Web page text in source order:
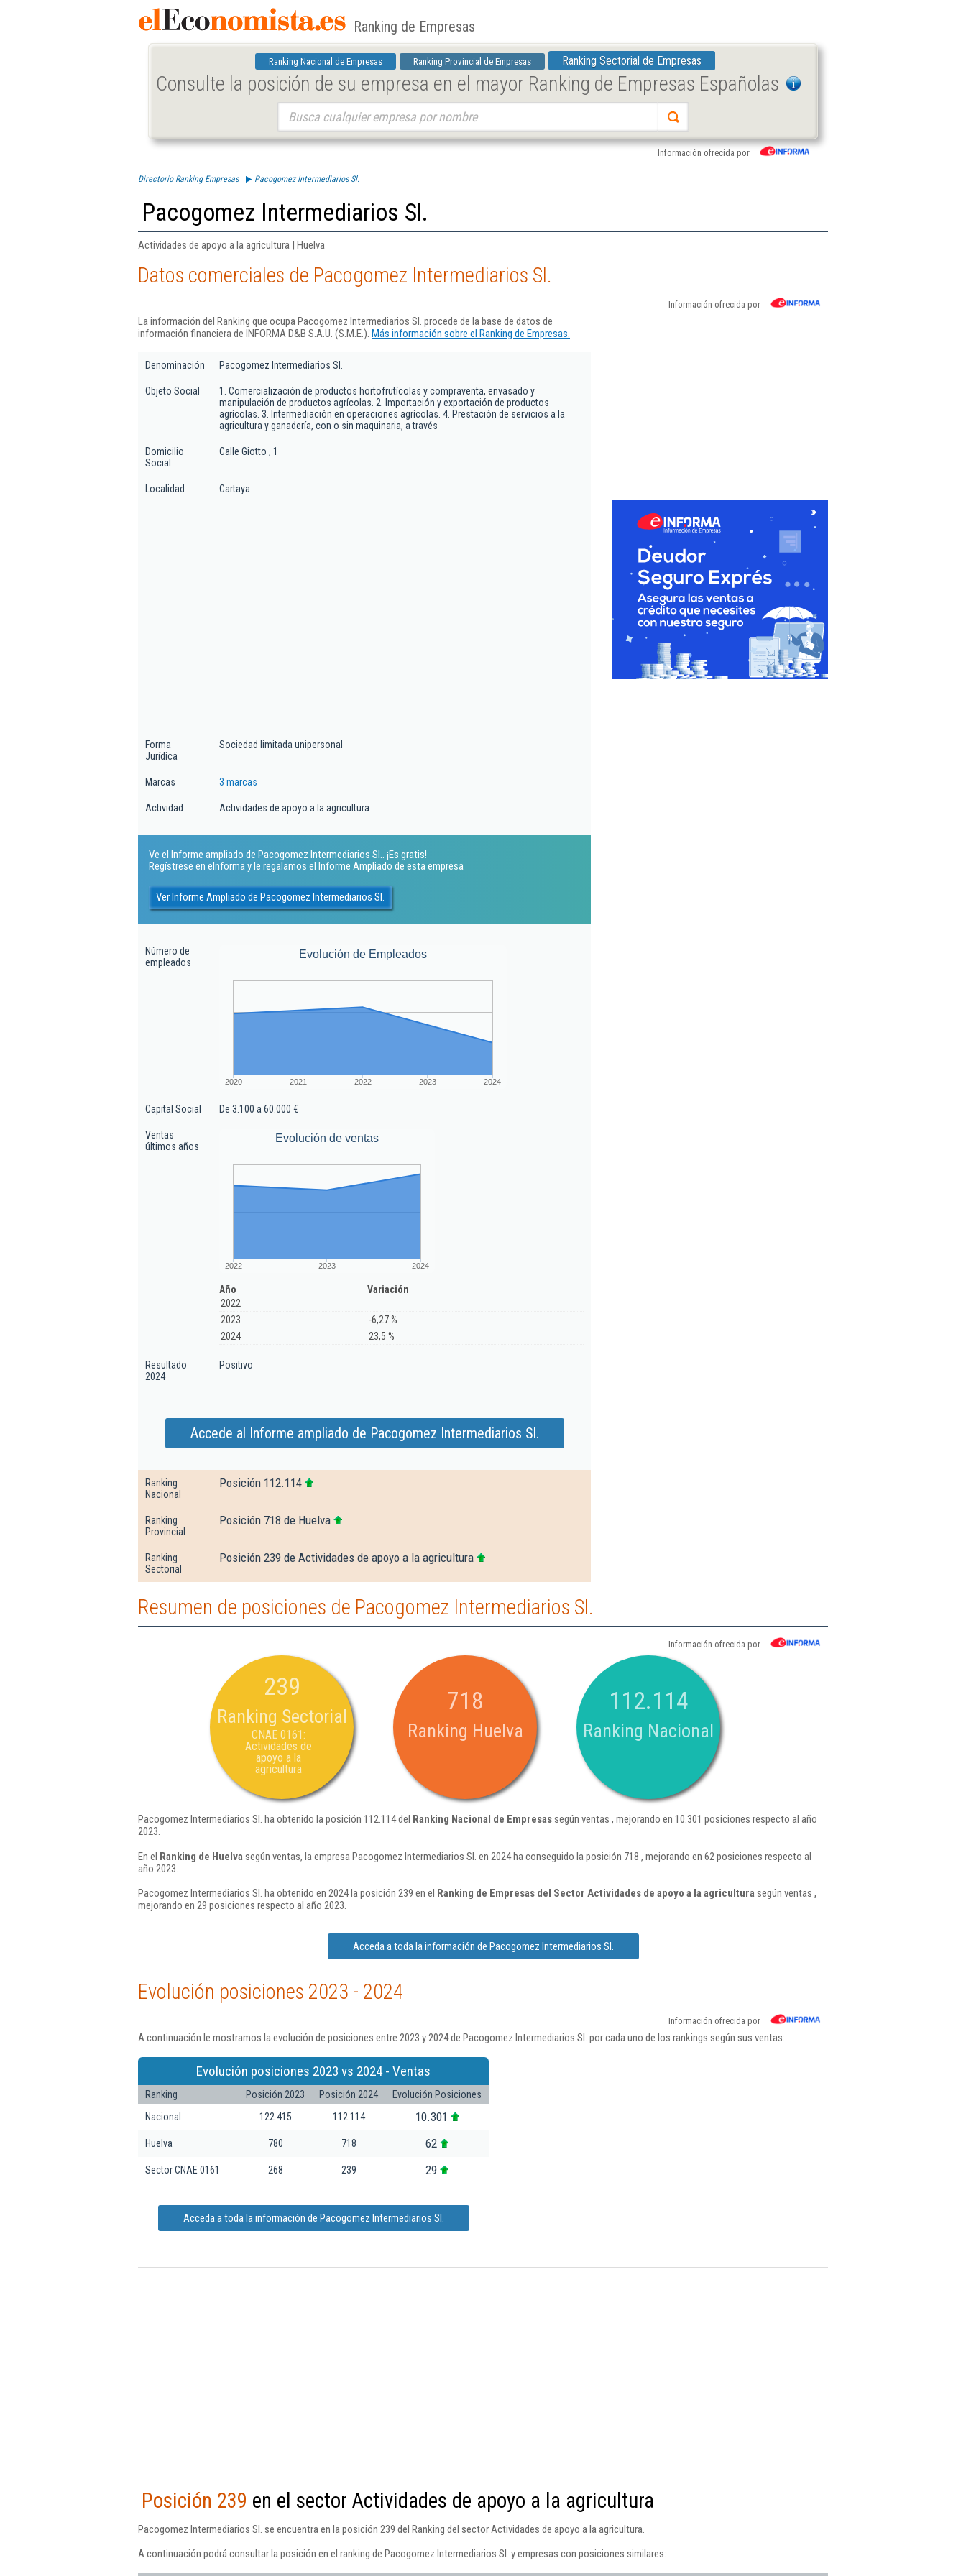
Ranking de Empresas
Ranking Nacional de Empresas Ranking Provincial de Empresas Ranking Sectorial de Empresas
Consulte la posición de su empresa en el mayor Ranking de Empresas Españolas
Información ofrecida por
Directorio Ranking Empresas Pacogomez Intermediarios Sl.
Pacogomez Intermediarios Sl.
Actividades de apoyo a la agricultura | Huelva
Datos comerciales de Pacogomez Intermediarios Sl.
Información ofrecida por
La información del Ranking que ocupa Pacogomez Intermediarios Sl. procede de la base de datos de
información financiera de INFORMA D&B S.A.U. (S.M.E.). Más información sobre el Ranking de Empresas.
Denominación Pacogomez Intermediarios Sl.
Objeto Social
1. Comercialización de productos hortofrutícolas y compraventa, envasado y
manipulación de productos agrícolas. 2. Importación y exportación de productos
agrícolas. 3. Intermediación en operaciones agrícolas. 4. Prestación de servicios a la
agricultura y ganadería, con o sin maquinaria, a través
Domicilio
Social
Calle Giotto , 1
Localidad Cartaya
Forma
Jurídica
Sociedad limitada unipersonal
Marcas 3 marcas
Actividad Actividades de apoyo a la agricultura
Ve el Informe ampliado de Pacogomez Intermediarios Sl.. ¡Es gratis!
Regístrese en eInforma y le regalamos el Informe Ampliado de esta empresa
Ver Informe Ampliado de Pacogomez Intermediarios Sl.
Número de
empleados
Evolución de Empleados
2020 2021 2022 2023 2024
Capital Social De 3.100 a 60.000 €
Ventas
últimos años
Evolución de ventas
2022 2023 2024
Año
Variación
2022
2023
-6,27 %
2024
23,5 %
Resultado
2024
Positivo
Accede al Informe ampliado de Pacogomez Intermediarios Sl.
Ranking
Nacional
Posición 112.114
Ranking
Provincial
Posición 718 de Huelva
Ranking
Sectorial
Posición 239 de Actividades de apoyo a la agricultura
Resumen de posiciones de Pacogomez Intermediarios Sl.
Información ofrecida por
239
Ranking Sectorial
CNAE 0161:
Actividades de
apoyo a la
agricultura
718
Ranking Huelva
112.114
Ranking Nacional
Pacogomez Intermediarios Sl. ha obtenido la posición 112.114 del Ranking Nacional de Empresassegún ventas , mejorando en 10.301 posiciones respecto al año
2023.
En el Ranking de Huelva según ventas, la empresa Pacogomez Intermediarios Sl. en 2024 ha conseguido la posición 718 , mejorando en 62 posiciones respecto al
año 2023.
Pacogomez Intermediarios Sl. ha obtenido en 2024 la posición 239 en el Ranking de Empresas del Sector Actividades de apoyo a la agriculturasegún ventas ,
mejorando en 29 posiciones respecto al año 2023.
Acceda a toda la información de Pacogomez Intermediarios Sl.
Evolución posiciones 2023 - 2024
Información ofrecida por
A continuación le mostramos la evolución de posiciones entre 2023 y 2024 de Pacogomez Intermediarios Sl. por cada uno de los rankings según sus ventas:
Evolución posiciones 2023 vs 2024 - Ventas
Ranking Posición 2023 Posición 2024
Evolución Posiciones
Nacional
122.415 112.114 10.301
Huelva 780 718 62
Sector CNAE 0161 268 239 29
Acceda a toda la información de Pacogomez Intermediarios Sl.
Posición 239 en el sector Actividades de apoyo a la agricultura
Pacogomez Intermediarios Sl. se encuentra en la posición 239 del Ranking del sector Actividades de apoyo a la agricultura.
A continuación podrá consultar la posición en el ranking de Pacogomez Intermediarios Sl. y empresas con posiciones similares: